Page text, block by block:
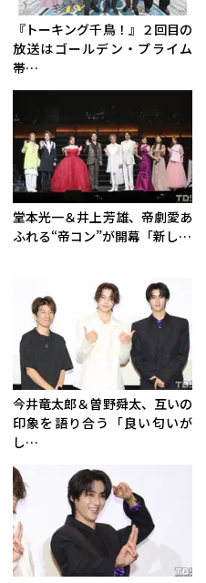
『トーキング千鳥！』２回目の
放送はゴールデン・プライム
帯…
堂本光一＆井上芳雄、帝劇愛あ
ふれる“帝コン”が開幕「新し…
今井竜太郎＆曽野舜太、互いの
印象を語り合う「良い匂いが
し…